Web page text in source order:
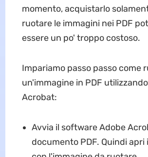
momento, acquistarlo
ruotare le immagini nei PDF
essere un po' troppo costoso.
Impariamo passo passo come
un'immagine in PDF
Acrobat:
Avvia il software Adobe
documento PDF. Quindi apri